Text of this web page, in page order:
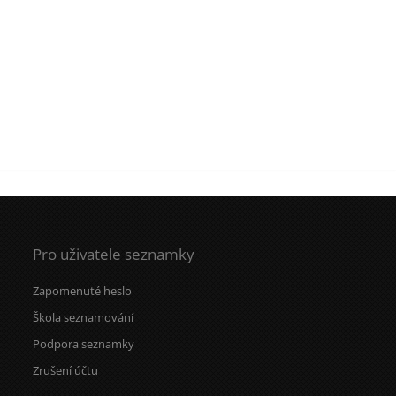
Pro uživatele seznamky
Zapomenuté heslo
Škola seznamování
Podpora seznamky
Zrušení účtu